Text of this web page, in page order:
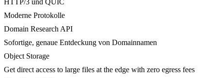
Moderne Protokolle
Domain Research API
Sofortige, genaue Entdeckung von Domainnamen
Object Storage
Get direct access to large files at the edge with zero egress fees